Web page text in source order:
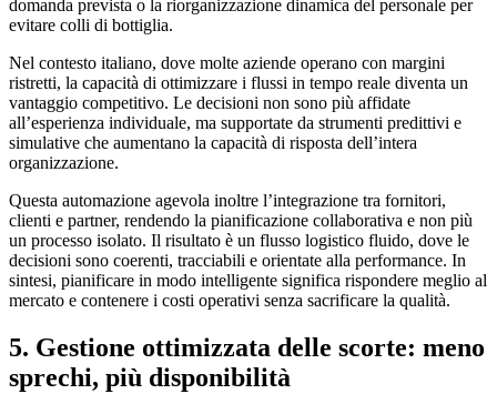
domanda prevista o la riorganizzazione dinamica del personale per
evitare colli di bottiglia.
Nel contesto italiano, dove molte aziende operano con margini
ristretti, la capacità di ottimizzare i flussi in tempo reale diventa un
vantaggio competitivo. Le decisioni non sono più affidate
all’esperienza individuale, ma supportate da strumenti predittivi e
simulative che aumentano la capacità di risposta dell’intera
organizzazione.
Questa automazione agevola inoltre l’integrazione tra fornitori,
clienti e partner, rendendo la pianificazione collaborativa e non più
un processo isolato. Il risultato è un flusso logistico fluido, dove le
decisioni sono coerenti, tracciabili e orientate alla performance. In
sintesi, pianificare in modo intelligente significa rispondere meglio al
mercato e contenere i costi operativi senza sacrificare la qualità.
5. Gestione ottimizzata delle scorte: meno
sprechi, più disponibilità